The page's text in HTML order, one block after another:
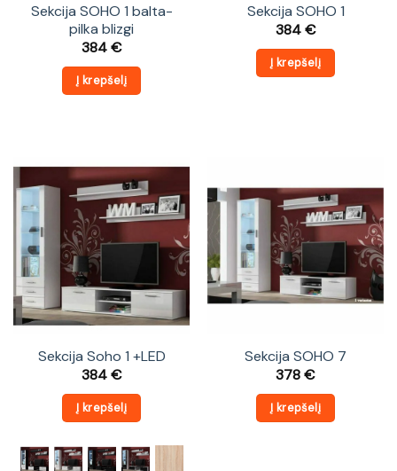
Sekcija SOHO 1 balta-
pilka blizgi
384€
Į krepšelį
Sekcija SOHO 1
384€
Į krepšelį
Sekcija Soho 1 +LED
384€
Į krepšelį
Sekcija SOHO 7
378€
Į krepšelį